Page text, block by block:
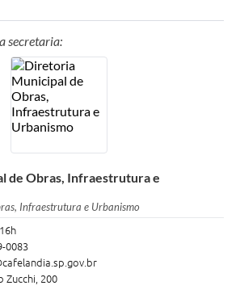
secretaria:
de Obras, Infraestrutura e
Infraestrutura e Urbanismo
0083
Zucchi, 200